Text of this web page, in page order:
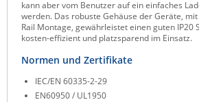
Westermo
Yuasa
ZPE Systems
kann aber vom Benutzer auf ein einfaches
werden. Das robuste Gehäuse der Geräte,
Rail Montage, gewährleistet einen guten IP20
kosten-effizient und platzsparend im Einsatz.
Normen und Zertifikate
IEC/EN 60335-2-29
EN60950 / UL1950